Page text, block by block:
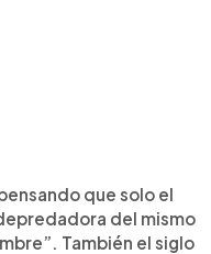
que solo el
del mismo
También el siglo